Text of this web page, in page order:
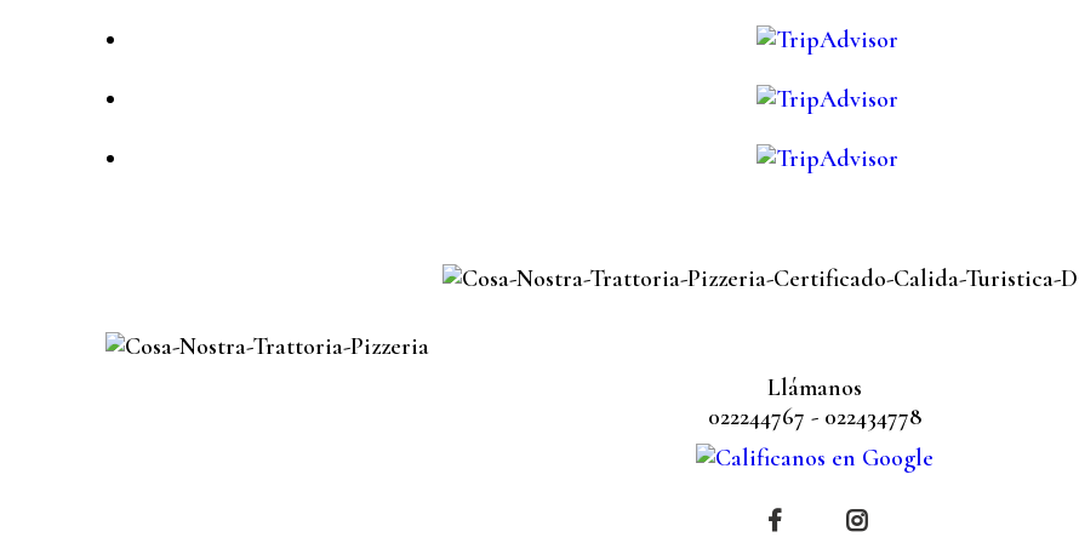
Llámanos
022244767 - 022434778